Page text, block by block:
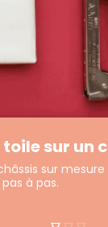
sur un
sur
à pas.